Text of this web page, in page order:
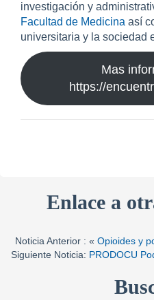
investigación y
Facultad de Medicina así
universitaria y la sociedad
Mas
https://
Enlace a
Noticia Anterior : « Opioides y
Siguiente Noticia: PRODOCU